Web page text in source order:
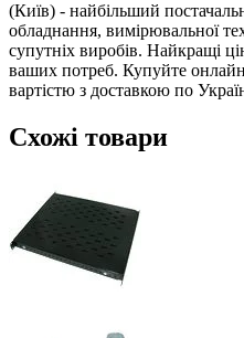
(Київ) - найбільший
обладнання, вимірювальної
супутніх виробів. Найкращі
ваших потреб. Купуйте
вартістю з доставкою по
Схожі товари